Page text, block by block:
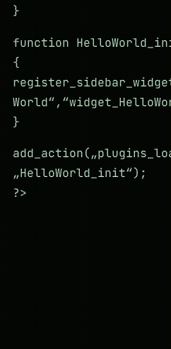
}
function
{
}
„HelloWorld_init“);
?>